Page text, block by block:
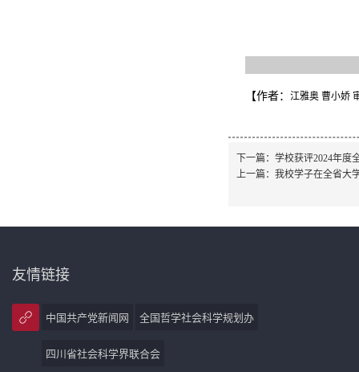
【作者： 江雅奥 曹小娇
下一篇： 学校获评2024年度
上一篇： 我校学子在全省大
友情链接
中国共产党新闻网 全国哲学社会科学规划办
四川省社会科学界联合会